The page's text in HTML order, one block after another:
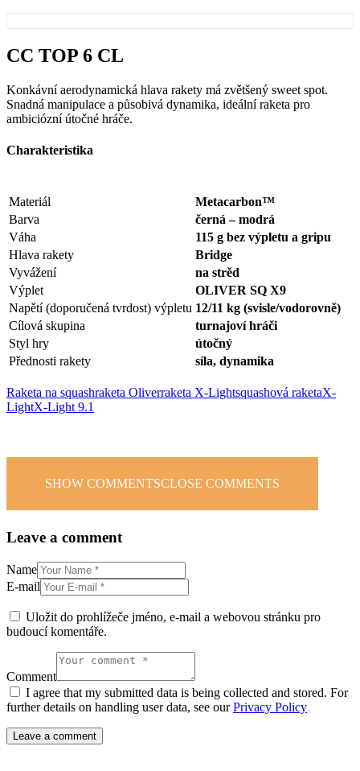
CC TOP 6 CL
Konkávní aerodynamická hlava rakety má zvětšený sweet spot.
Snadná manipulace a působivá dynamika, ideální raketa pro
ambiciózní útočné hráče.
Charakteristika
Materiál
Metacarbon™
Barva
černá – modrá
Váha
115 g bez výpletu a gripu
Hlava rakety
Bridge
Vyvážení
na strěd
Výplet
OLIVER SQ X9
Napětí (doporučená tvrdost) výpletu 12/11 kg (svisle/vodorovně)
Cílová skupina
turnajoví hráči
Styl hry
útočný
Přednosti rakety
síla, dynamika
Raketa na squashraketa Oliverraketa X-Lightsquashová raketaX-
LightX-Light 9.1
SHOW COMMENTSCLOSE COMMENTS
Leave a comment
Name
E-mail
Uložit do prohlížeče jméno, e-mail a webovou stránku pro
budoucí komentáře.
Comment
I agree that my submitted data is being collected and stored. For
further details on handling user data, see ourPrivacy Policy